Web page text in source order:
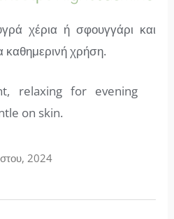
χέρια ή σφουγγάρι και
καθημερινή χρήση.
2024
relaxing for evening
on skin.